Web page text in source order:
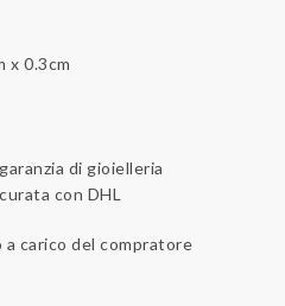
x 0.3cm
di gioielleria
con DHL
a carico del compratore